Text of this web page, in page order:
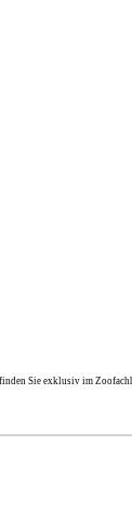
Sie exklusiv im